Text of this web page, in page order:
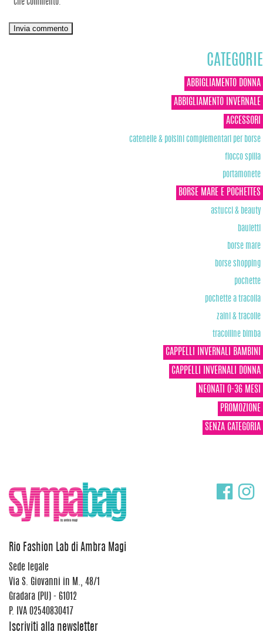
che commento.
CATEGORIE
ABBIGLIAMENTO DONNA
ABBIGLIAMENTO INVERNALE
ACCESSORI
catenelle & polsini complementari per borse
fiocco spilla
portamonete
BORSE MARE E POCHETTES
astucci & beauty
bauletti
borse mare
borse shopping
pochette
pochette a tracolla
zaini & tracolle
tracolline bimba
CAPPELLI INVERNALI BAMBINI
CAPPELLI INVERNALI DONNA
NEONATI 0-36 MESI
PROMOZIONE
SENZA CATEGORIA
Rio Fashion Lab di Ambra Magi
Sede legale
Via S. Giovanni in M., 48/1
Gradara (PU) - 61012
P. IVA 02540830417
Iscriviti alla newsletter